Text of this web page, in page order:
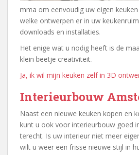
mma om eenvoudig uw eigen
welke ontwerpen er in uw
downloads en installaties.
Het enige wat u nodig heeft is de
klein beetje creativiteit.
Ja, ik wil mijn keuken zelf in 3D
Interieurbouw
Naast een nieuwe keuken kopen en
kunt u ook voor interieurbouw goed
terecht. Is uw interieur niet meer
wilt u weer een frisse nieuwe stijl in